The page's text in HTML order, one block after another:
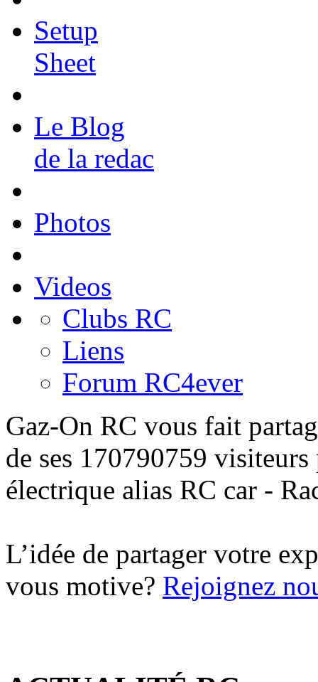
Setup
Sheet
Le Blog
de la redac
Photos
Videos
Clubs RC
Liens
Forum RC4ever
Gaz-On RC vous fait
de ses 170790759
électrique alias RC car -
L’idée de partager votre
vous motive? Rejoignez